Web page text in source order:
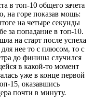
в топ-10 общего зачета
на горе показав мощь:
на четыре секунды
за попадание в топ-10.
на старт после успеха
нее то с плюсом, то с
до финиша случился
в какой-то момент
уже в конце первой
15, оказавшись
почти в минуту.